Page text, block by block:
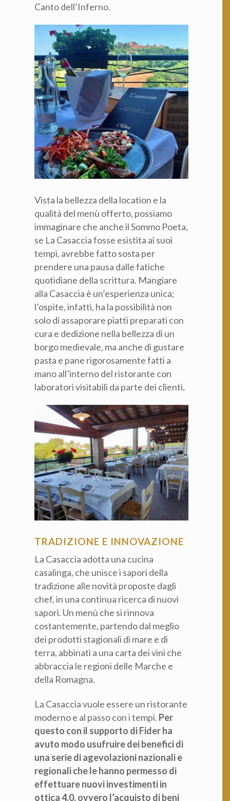
Canto dell’Inferno.
Vista la bellezza della location e la
qualità del menù offerto, possiamo
immaginare che anche il Sommo Poeta,
se La Casaccia fosse esistita ai suoi
tempi, avrebbe fatto sosta per
prendere una pausa dalle fatiche
quotidiane della scrittura. Mangiare
alla Casaccia è un’esperienza unica;
l’ospite, infatti, ha la possibilità non
solo di assaporare piatti preparati con
cura e dedizione nella bellezza di un
borgo medievale, ma anche di gustare
pasta e pane rigorosamente fatti a
mano all’interno del ristorante con
laboratori visitabili da parte dei clienti.
TRADIZIONE E INNOVAZIONE
La Casaccia adotta una cucina
casalinga, che unisce i sapori della
tradizione alle novità proposte dagli
chef, in una continua ricerca di nuovi
sapori. Un menù che si rinnova
costantemente, partendo dal meglio
dei prodotti stagionali di mare e di
terra, abbinati a una carta dei vini che
abbraccia le regioni delle Marche e
della Romagna.
La Casaccia vuole essere un ristorante
moderno e al passo con i tempi. Per
questo con il supporto di Fider ha
avuto modo usufruire dei benefici di
una serie di agevolazioni nazionali e
regionali che le hanno permesso di
effettuare nuovi investimenti in
ottica 4.0, ovvero l’acquisto di beni